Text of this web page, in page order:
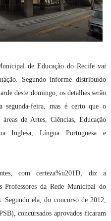
de Educação do Recife vai
Segundo informe distribuído
deste domingo, os detalhes serão
segunda-feira, mas é certo que o
de Artes, Ciências, Educação
Inglesa, Língua Portuguesa e
com certeza%u201D, diz a
Professores da Rede Municipal do
Segundo ela, do concurso de 2012,
concursados aprovados ficaram